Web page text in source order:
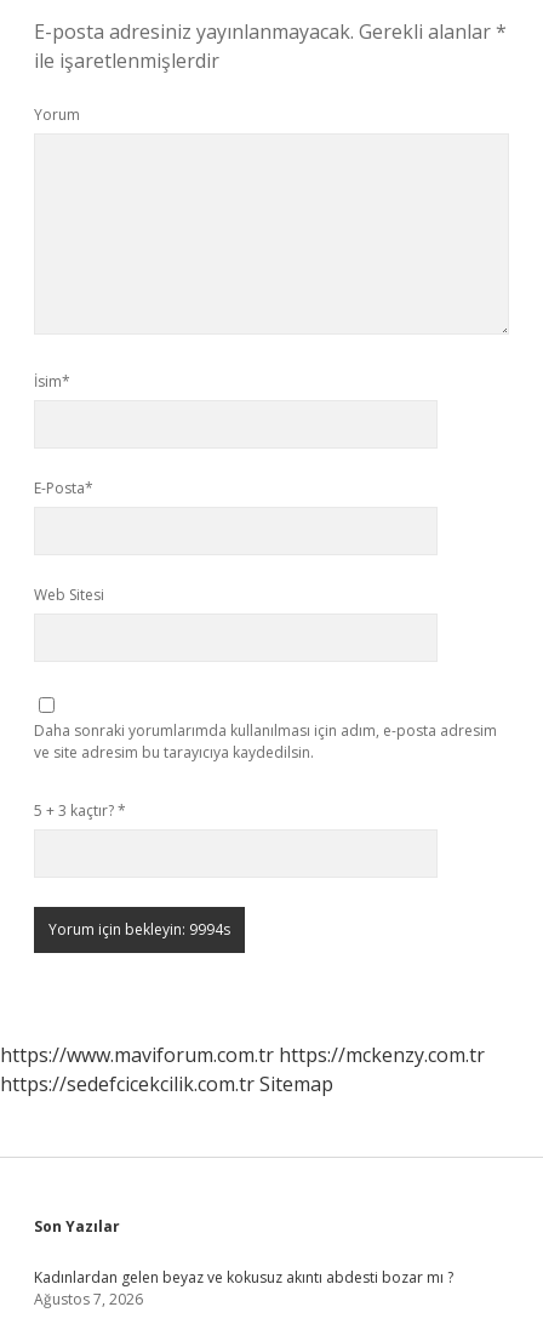
E-posta adresiniz yayınlanmayacak. Gerekli alanlar*
ile işaretlenmişlerdir
Yorum
İsim*
E-Posta*
Web Sitesi
Daha sonraki yorumlarımda kullanılması için adım, e-posta adresim
ve site adresim bu tarayıcıya kaydedilsin.
5 + 3 kaçtır?*
https://www.maviforum.com.tr https://mckenzy.com.tr
https://sedefcicekcilik.com.trSitemap
Sidebar
Son Yazılar
Kadınlardan gelen beyaz ve kokusuz akıntı abdesti bozar mı ?
Ağustos 7, 2026